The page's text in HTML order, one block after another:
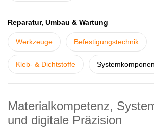
Reparatur, Umbau & Wartung
Werkzeuge Befestigungstechnik
Kleb- & Dichtstoffe
Materialkompetenz,
und digitale Präzision